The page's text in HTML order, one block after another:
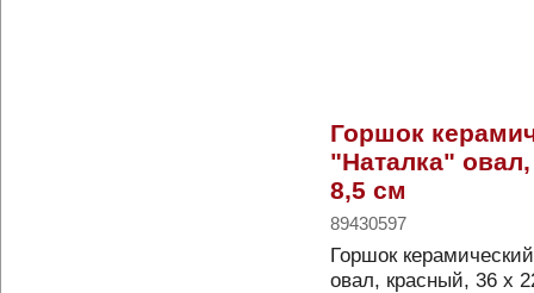
Горшок
"Наталка"
8,5 см
89430597
Горшок
овал, красный, 36 x